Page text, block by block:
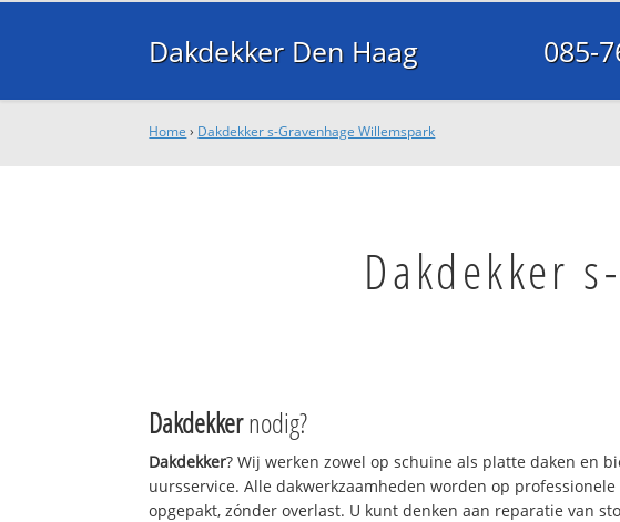
Dakdekker Den Haag 085-
Home › Dakdekker s-Gravenhage Willemspark
Dakdekker
Dakdekkernodig?
Dakdekker? Wij werken zowel op schuine als platte daken en
uursservice. Alle dakwerkzaamheden worden op professionele
opgepakt, zónder overlast. U kunt denken aan reparatie van